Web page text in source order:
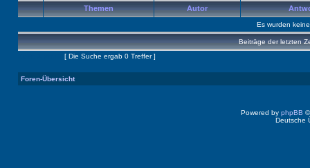
Themen Autor
Es wurden
Beiträge der letzten
[ Die Suche ergab 0 Treffer ]
Foren-Übersicht
Powered by phpBB
Deutsche